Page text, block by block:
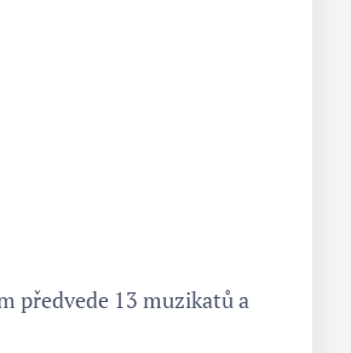
předvede 13 muzikatů a